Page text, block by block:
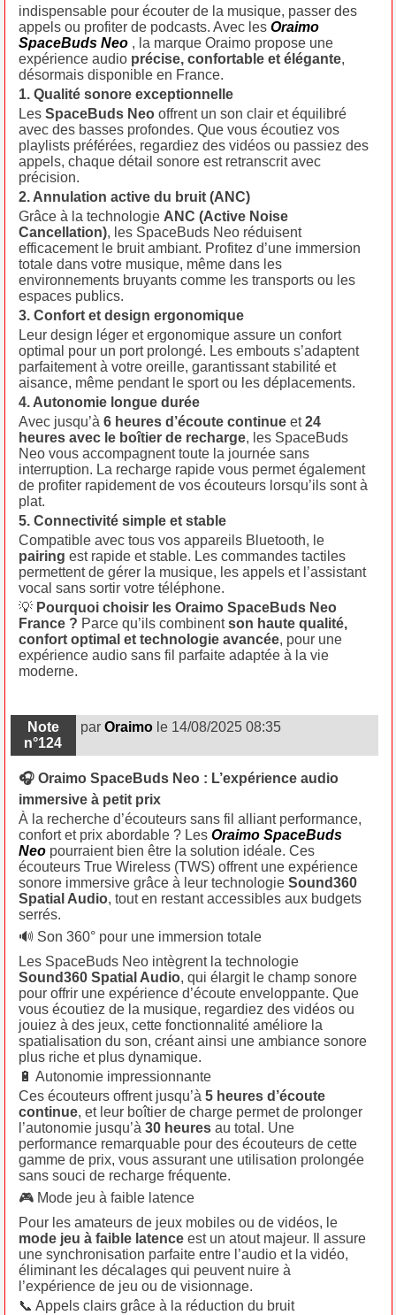
indispensable pour écouter de la musique, passer des
appels ou profiter de podcasts. Avec les Oraimo
SpaceBuds Neo , la marque Oraimo propose une
expérience audio précise, confortable et élégante,
désormais disponible en France.
1. Qualité sonore exceptionnelle
Les SpaceBuds Neooffrent un son clair et équilibré
avec des basses profondes. Que vous écoutiez vos
playlists préférées, regardiez des vidéos ou passiez des
appels, chaque détail sonore est retranscrit avec
précision.
2. Annulation active du bruit (ANC)
Grâce à la technologie ANC (Active Noise
Cancellation), les SpaceBuds Neo réduisent
efficacement le bruit ambiant. Profitez d’une immersion
totale dans votre musique, même dans les
environnements bruyants comme les transports ou les
espaces publics.
3. Confort et design ergonomique
Leur design léger et ergonomique assure un confort
optimal pour un port prolongé. Les embouts s’adaptent
parfaitement à votre oreille, garantissant stabilité et
aisance, même pendant le sport ou les déplacements.
4. Autonomie longue durée
Avec jusqu’à 6 heures d’écoute continueet24
heures avec le boîtier de recharge, les SpaceBuds
Neo vous accompagnent toute la journée sans
interruption. La recharge rapide vous permet également
de profiter rapidement de vos écouteurs lorsqu’ils sont à
plat.
5. Connectivité simple et stable
Compatible avec tous vos appareils Bluetooth, le
pairing est rapide et stable. Les commandes tactiles
permettent de gérer la musique, les appels et l’assistant
vocal sans sortir votre téléphone.
💡 Pourquoi choisir les Oraimo SpaceBuds Neo
France ? Parce qu’ils combinentson haute qualité,
confort optimal et technologie avancée, pour une
expérience audio sans fil parfaite adaptée à la vie
moderne.
Note
n°124
par Oraimo le 14/08/2025 08:35
🎧 Oraimo SpaceBuds Neo : L’expérience audio
immersive à petit prix
À la recherche d’écouteurs sans fil alliant performance,
confort et prix abordable ? Les Oraimo SpaceBuds
Neopourraient bien être la solution idéale. Ces
écouteurs True Wireless (TWS) offrent une expérience
sonore immersive grâce à leur technologie Sound360
Spatial Audio, tout en restant accessibles aux budgets
serrés.
🔊 Son 360° pour une immersion totale
Les SpaceBuds Neo intègrent la technologie
Sound360 Spatial Audio, qui élargit le champ sonore
pour offrir une expérience d’écoute enveloppante. Que
vous écoutiez de la musique, regardiez des vidéos ou
jouiez à des jeux, cette fonctionnalité améliore la
spatialisation du son, créant ainsi une ambiance sonore
plus riche et plus dynamique.
🔋 Autonomie impressionnante
Ces écouteurs offrent jusqu’à 5 heures d’écoute
continue, et leur boîtier de charge permet de prolonger
l’autonomie jusqu’à 30 heuresau total. Une
performance remarquable pour des écouteurs de cette
gamme de prix, vous assurant une utilisation prolongée
sans souci de recharge fréquente.
🎮 Mode jeu à faible latence
Pour les amateurs de jeux mobiles ou de vidéos, le
mode jeu à faible latenceest un atout majeur. Il assure
une synchronisation parfaite entre l’audio et la vidéo,
éliminant les décalages qui peuvent nuire à
l’expérience de jeu ou de visionnage.
📞 Appels clairs grâce à la réduction du bruit